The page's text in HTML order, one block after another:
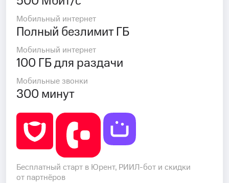
Мобильный интернет
Полный безлимит ГБ
Мобильный интернет
100 ГБ для раздачи
Мобильные звонки
300 минут
Бесплатный старт в Юрент, РИИЛ-бот и скидки
от партнёров